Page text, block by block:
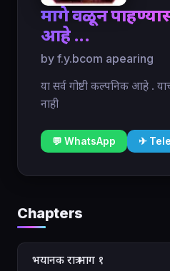
मागे वळून
आहे ...
by f.y.bcom apearing
या सर्व गोष्टी कल्पनिक आहे .
नाही
💬 WhatsApp ✈
Chapters
भयानक रात्र भाग १